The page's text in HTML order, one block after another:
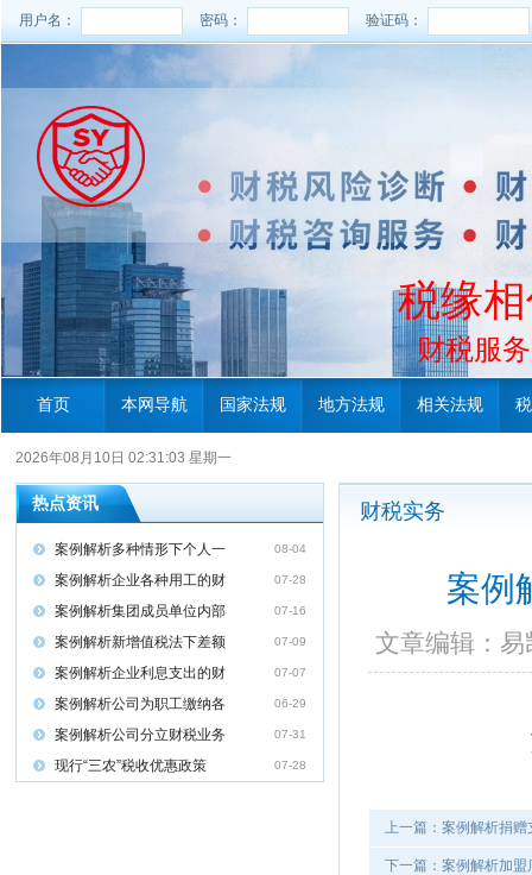
用户名： 密码： 验证码：
税缘
财税服
首页 本网导航 国家法规 地方法规 相关法规
2026年08月10日 02:31:03 星期一
热点资讯
案例解析多种情形下个人一 08-04
案例解析企业各种用工的财 07-28
案例解析集团成员单位内部 07-16
案例解析新增值税法下差额 07-09
案例解析企业利息支出的财 07-07
案例解析公司为职工缴纳各 06-29
案例解析公司分立财税业务 07-31
现行“三农”税收优惠政策 07-28
财税实务
案例
文章编辑
上一篇：案例解析捐
下一篇：案例解析加